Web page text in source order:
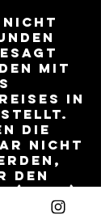
nicht
mit
in
die
nicht
den
(100%)